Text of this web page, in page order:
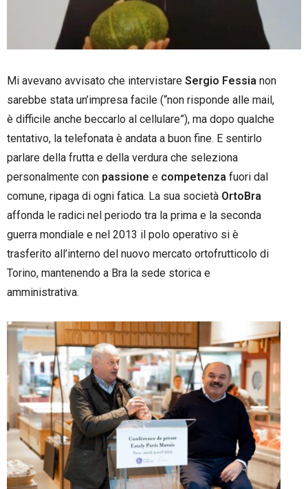
Mi avevano avvisato che intervistare Sergio Fessia non
sarebbe stata un’impresa facile (“non risponde alle mail,
è difficile anche beccarlo al cellulare”), ma dopo qualche
tentativo, la telefonata è andata a buon fine. E sentirlo
parlare della frutta e della verdura che seleziona
personalmente con passione e competenza fuori dal
comune, ripaga di ogni fatica. La sua società OrtoBra
affonda le radici nel periodo tra la prima e la seconda
guerra mondiale e nel 2013 il polo operativo si è
trasferito all’interno del nuovo mercato ortofrutticolo di
Torino, mantenendo a Bra la sede storica e
amministrativa.